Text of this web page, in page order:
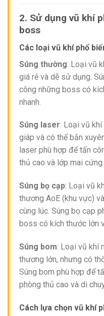
2. Sử dụng vũ khí
boss
Các loại vũ khí phổ
Súng thường: Loại vũ
giá rẻ và dễ sử dụng.
công những boss có
nhanh.
Súng laser: Loại vũ
giáp và có thể bắn
laser phù hợp để tấn
thủ cao và lớp mai cứng.
Súng bọ cạp: Loại vũ
thương AoE (khu vực)
cùng lúc. Súng bọ cạp
boss có kích thước lớn
Súng bom: Loại vũ khí
thương lớn, nhưng có
Súng bom phù hợp để
phòng thủ cao và di
Cách lựa chọn vũ khí